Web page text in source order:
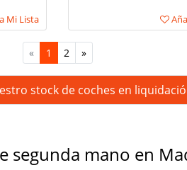
Mi Lista
« 1 2 »
stock de coches en
segunda mano en